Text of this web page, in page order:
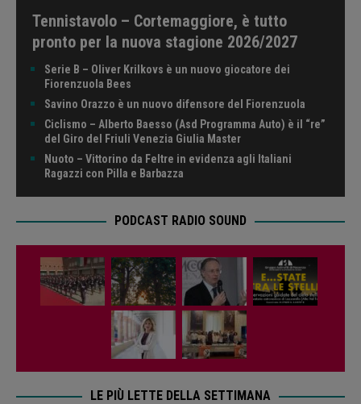
Tennistavolo – Cortemaggiore, è tutto
pronto per la nuova stagione 2026/2027
Serie B – Oliver Krilkovs è un nuovo giocatore dei
Fiorenzuola Bees
Savino Orazzo è un nuovo difensore del Fiorenzuola
Ciclismo – Alberto Baesso (Asd Programma Auto) è il “re”
del Giro del Friuli Venezia Giulia Master
Nuoto – Vittorino da Feltre in evidenza agli Italiani
Ragazzi con Pilla e Barbazza
PODCAST RADIO SOUND
LE PIÙ LETTE DELLA SETTIMANA